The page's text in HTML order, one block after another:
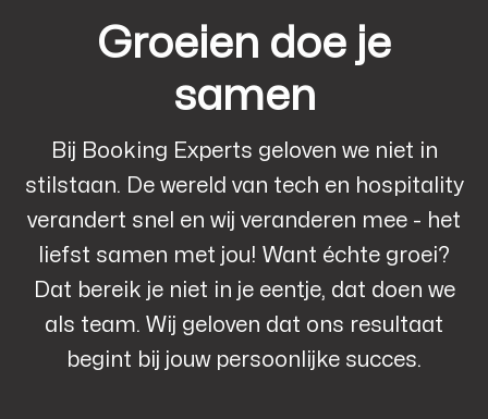
Groeien doe je
samen
Bij Booking Experts geloven we niet in
stilstaan. De wereld van tech en hospitality
verandert snel en wij veranderen mee - het
liefst samen met jou! Want échte groei?
Dat bereik je niet in je eentje, dat doen we
als team. Wij geloven dat ons resultaat
begint bij jouw persoonlijke succes.